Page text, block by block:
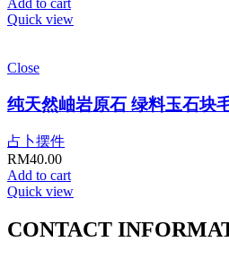
Add to cart
Quick view
Close
纯天然岫岩原石 绿料玉石块
占卜摆件
RM40.00
Add to cart
Quick view
CONTACT